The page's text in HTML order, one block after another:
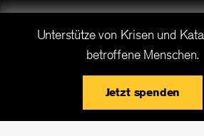
Spendenkonto: Bank für
0500 0001 7182 00 I BIC:
Unterstütze von Krisen und
betroffene Menschen.
Jetzt spenden